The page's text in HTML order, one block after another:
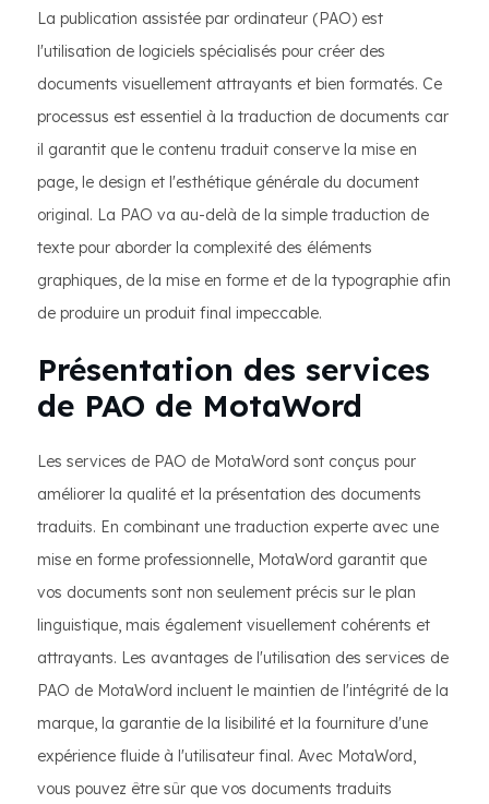
La publication assistée par ordinateur (PAO) est
l'utilisation de logiciels spécialisés pour créer des
documents visuellement attrayants et bien formatés. Ce
processus est essentiel à la traduction de documents car
il garantit que le contenu traduit conserve la mise en
page, le design et l'esthétique générale du document
original. La PAO va au-delà de la simple traduction de
texte pour aborder la complexité des éléments
graphiques, de la mise en forme et de la typographie afin
de produire un produit final impeccable.
Présentation des services
de PAO de MotaWord
Les services de PAO de MotaWord sont conçus pour
améliorer la qualité et la présentation des documents
traduits. En combinant une traduction experte avec une
mise en forme professionnelle, MotaWord garantit que
vos documents sont non seulement précis sur le plan
linguistique, mais également visuellement cohérents et
attrayants. Les avantages de l'utilisation des services de
PAO de MotaWord incluent le maintien de l'intégrité de la
marque, la garantie de la lisibilité et la fourniture d'une
expérience fluide à l'utilisateur final. Avec MotaWord,
vous pouvez être sûr que vos documents traduits